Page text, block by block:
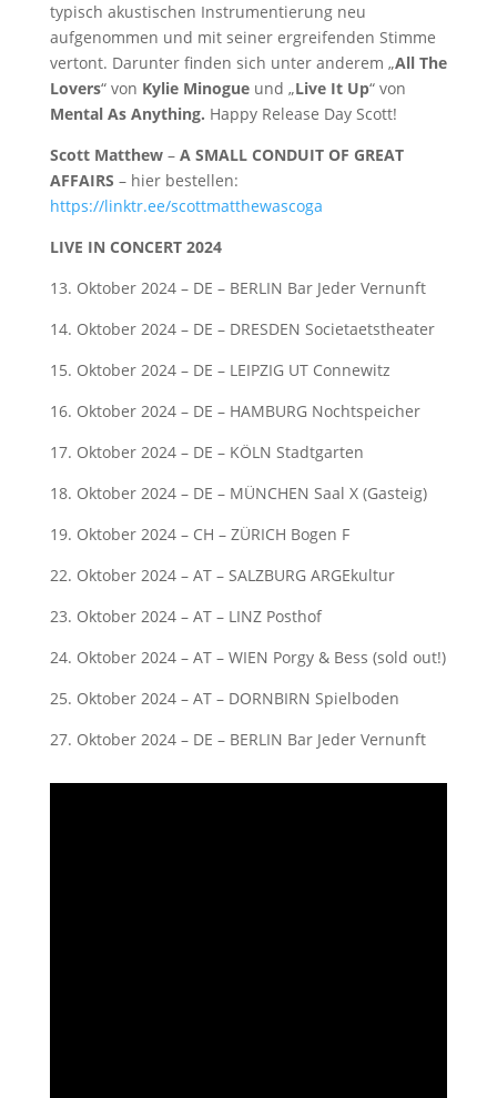
typisch akustischen Instrumentierung neu
aufgenommen und mit seiner ergreifenden Stimme
vertont. Darunter finden sich unter anderem „All The
Lovers“ von Kylie Minogueund „Live It Up“ von
Mental As Anything. Happy Release Day Scott!
Scott Matthew– A SMALL CONDUIT OF GREAT
AFFAIRS – hier bestellen:
https://linktr.ee/scottmatthewascoga
LIVE IN CONCERT 2024
13. Oktober 2024 – DE – BERLIN Bar Jeder Vernunft
14. Oktober 2024 – DE – DRESDEN Societaetstheater
15. Oktober 2024 – DE – LEIPZIG UT Connewitz
16. Oktober 2024 – DE – HAMBURG Nochtspeicher
17. Oktober 2024 – DE – KÖLN Stadtgarten
18. Oktober 2024 – DE – MÜNCHEN Saal X (Gasteig)
19. Oktober 2024 – CH – ZÜRICH Bogen F
22. Oktober 2024 – AT – SALZBURG ARGEkultur
23. Oktober 2024 – AT – LINZ Posthof
24. Oktober 2024 – AT – WIEN Porgy & Bess (sold out!)
25. Oktober 2024 – AT – DORNBIRN Spielboden
27. Oktober 2024 – DE – BERLIN Bar Jeder Vernunft